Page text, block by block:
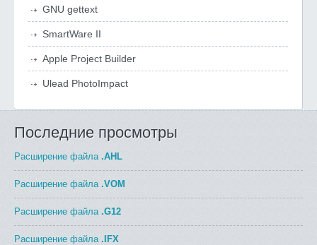
GNU gettext
SmartWare II
Apple Project Builder
Ulead PhotoImpact
Последние просмотры
Расширение файла .AHL
Расширение файла .VOM
Расширение файла .G12
Расширение файла .IFX